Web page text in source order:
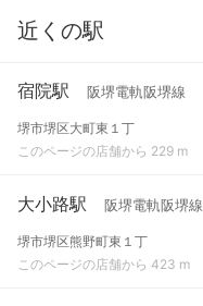
近くの駅
宿院駅 阪堺電軌阪堺線
堺市堺区大町東１丁
このページの店舗から 229 m
大小路駅 阪堺電軌阪堺線
堺市堺区熊野町東１丁
このページの店舗から 423 m